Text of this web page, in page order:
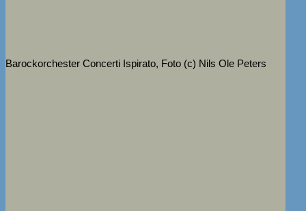
Barockorchester Concerti Ispirato, Foto (c) Nils Ole Peters